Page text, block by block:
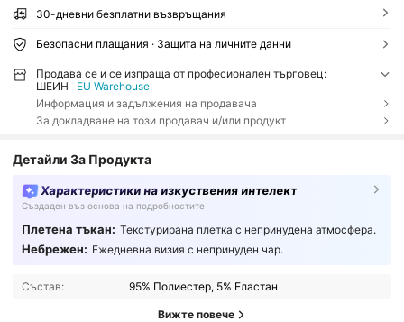
30-дневни безплатни възвръщания
Безопасни плащания · Защита на личните данни
Продава се и се изпраща от професионален търговец:
ШЕИН
EU Warehouse
Информация и задължения на продавача
За докладване на този продавач и/или продукт
Детайли За Продукта
Характеристики на изкуствения интелект
Създаден въз основа на подробностите
Плетена тъкан: Текстурирана плетка с непринудена атмосфера.
Небрежен: Ежедневна визия с непринуден чар.
Състав: 95% Полиестер, 5% Еластан
Вижте повече